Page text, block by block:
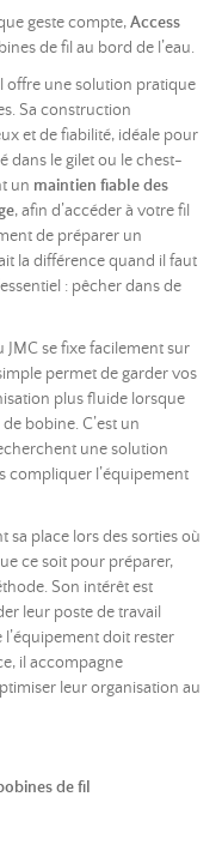
geste compte,Access
de fil au bord de l’eau.
offre une solution pratique
Sa construction
et de fiabilité, idéale pour
dans le gilet ou le chest-
un maintien fiable des
, afin d’accéder à votre fil
de préparer un
la différence quand il faut
: pêcher dans de
JMC se fixe facilement sur
permet de garder vos
plus fluide lorsque
bobine. C’est un
une solution
compliquer l’équipement
sa place lors des sorties où
ce soit pour préparer,
Son intérêt est
leur poste de travail
doit rester
il accompagne
leur organisation au
de fil